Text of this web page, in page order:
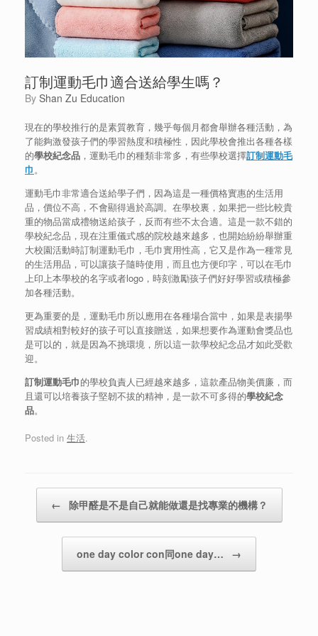
訂制運動毛巾適合送給學生嗎？
by Shan Zu Education
現在的學校推行的是素質教育，幾乎每個月都會舉辦各種活動，為
了能夠激發孩子們的學習熱度和積極性，因此學校會推出各種各樣
的學校紀念品 ，運動毛巾的種類非常多，有些學校選擇訂制運動毛
巾。
運動毛巾非常適合送給學子們，因為這是一種價格實惠的生活用
品，價位不高，不會顯得過於高調。在學校裏，如果把一些比較貴
重的物品當成禮物送給孩子，反而有些不太合適。這是一款不錯的
學校紀念品，現在注重儀式感的院校越來越多，也開始紛紛舉辦重
大校園活動時訂制運動毛巾，毛巾實用性高，它又是作為一種常見
的生活用品，可以讓孩子隨時使用，而且也方便印字，可以在毛巾
上印上本學校的名字或者logo，時刻激勵孩子們好好學習或積極參
加各種活動。
更為重要的是，運動毛巾所以應用在各種場合當中，如果是表揚學
習成績相對較好的孩子可以直接贈送，如果想要作為運動會獎品也
是可以的，就是因為不挑環境，所以這一款學校紀念品才如此受歡
迎。
訂制運動毛巾的學校負責人已經越來越多，這款產品物美價廉，而
且還可以培養孩子堅韌不拔的精神，是一款不可多得的學校紀念
品。
Posted in 生活.
← 除甲醛是不是自己就能做還是找專業的機構？
one day color con同one day… →